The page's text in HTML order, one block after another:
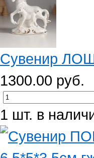
Сувенир
1300.00 руб.
1 шт. в